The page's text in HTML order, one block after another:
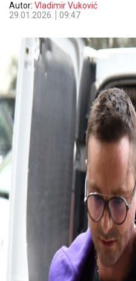
Autor: Vladimir Vuković
29.01.2026.
09:47